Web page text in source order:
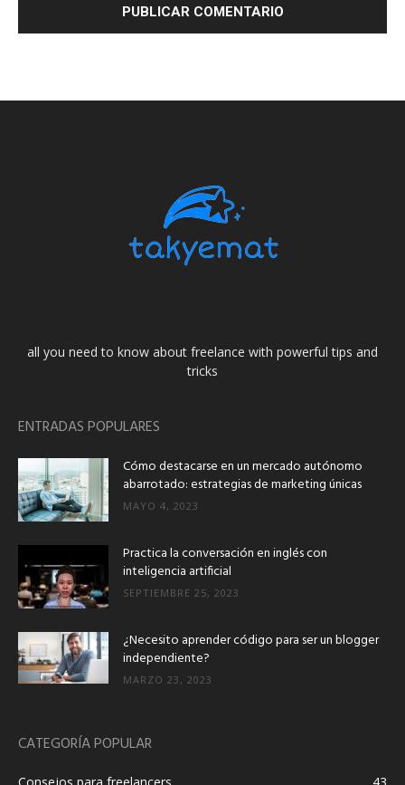
all you need to know about freelance with powerful tips and
tricks
ENTRADAS POPULARES
Cómo destacarse en un mercado autónomo
abarrotado: estrategias de marketing únicas
MAYO 4, 2023
Practica la conversación en inglés con
inteligencia artificial
SEPTIEMBRE 25, 2023
¿Necesito aprender código para ser un blogger
independiente?
MARZO 23, 2023
CATEGORÍA POPULAR